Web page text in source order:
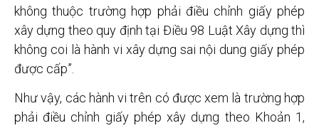
không thuộc trường hợp phải điều chỉnh giấy phép
xây dựng theo quy định tại Điều 98 Luật Xây dựng thì
không coi là hành vi xây dựng sai nội dung giấy phép
được cấp”.
Như vậy, các hành vi trên có được xem là trường hợp
phải điều chỉnh giấy phép xây dựng theo Khoản 1,